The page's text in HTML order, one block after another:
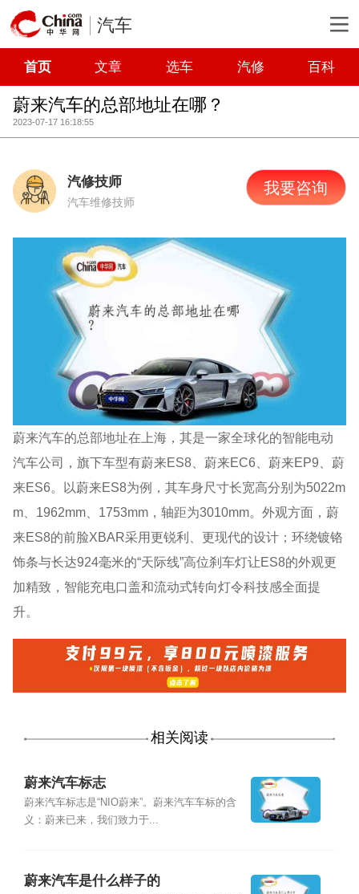
汽车
首页 文章 选车 汽修 百科
蔚来汽车的总部地址在哪？
2023-07-17 16:18:55
汽修技师
汽车维修技师
我要咨询
蔚来汽车的总部地址在上海，其是一家全球化的智能电动
汽车公司，旗下车型有蔚来ES8、蔚来EC6、蔚来EP9、蔚
来ES6。以蔚来ES8为例，其车身尺寸长宽高分别为5022m
m、1962mm、1753mm，轴距为3010mm。外观方面，蔚
来ES8的前脸XBAR采用更锐利、更现代的设计；环绕镀铬
饰条与长达924毫米的“天际线”高位刹车灯让ES8的外观更
加精致，智能充电口盖和流动式转向灯令科技感全面提
升。
相关阅读
蔚来汽车标志
蔚来汽车标志是“NIO蔚来”。蔚来汽车车标的含
义：蔚来已来，我们致力于...
蔚来汽车是什么样子的